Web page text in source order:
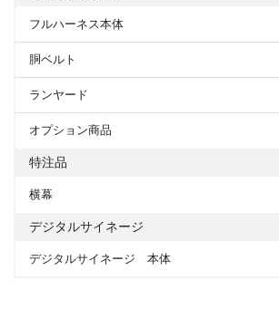
フルハーネス本体
胴ベルト
ランヤード
オプション商品
特注品
横幕
デジタルサイネージ
デジタルサイネージ 本体